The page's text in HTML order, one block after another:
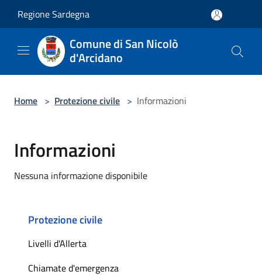
Regione Sardegna
Comune di San Nicolò
d'Arcidano
Home > Protezione civile > Informazioni
Informazioni
Nessuna informazione disponibile
Protezione civile
Livelli d'Allerta
Chiamate d'emergenza